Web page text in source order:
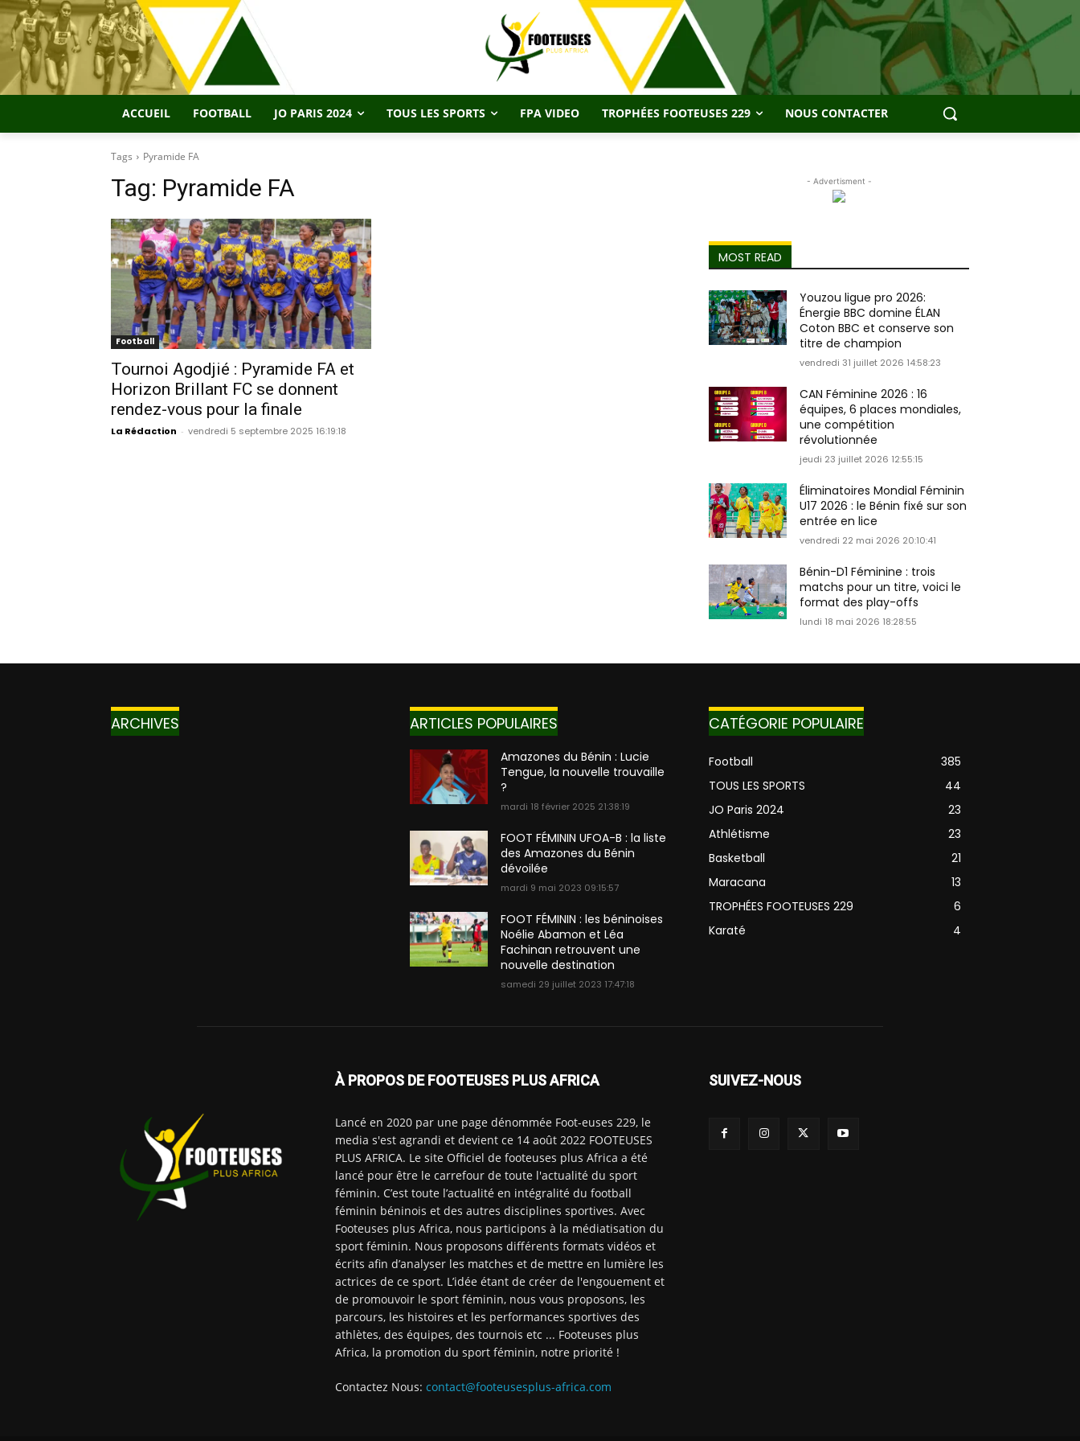
ACCUEIL FOOTBALL JO PARIS 2024 TOUS LES SPORTS FPA VIDEO TROPHÉES FOOTEUSES 229 NOUS CONTACTER
Tags Pyramide FA
Tag: Pyramide FA
Football
Tournoi Agodjié : Pyramide FA et
Horizon Brillant FC se donnent
rendez-vous pour la finale
La Rédaction - vendredi 5 septembre 2025 16:19:18
- Advertisment -
MOST READ
Youzou ligue pro 2026:
Énergie BBC domine ÉLAN
Coton BBC et conserve son
titre de champion
vendredi 31 juillet 2026 14:58:23
CAN Féminine 2026 : 16
équipes, 6 places mondiales,
une compétition
révolutionnée
jeudi 23 juillet 2026 12:55:15
Éliminatoires Mondial Féminin
U17 2026 : le Bénin fixé sur son
entrée en lice
vendredi 22 mai 2026 20:10:41
Bénin-D1 Féminine : trois
matchs pour un titre, voici le
format des play-offs
lundi 18 mai 2026 18:28:55
ARCHIVES ARTICLES POPULAIRES
Amazones du Bénin : Lucie
Tengue, la nouvelle trouvaille
?
mardi 18 février 2025 21:38:19
FOOT FÉMININ UFOA-B : la liste
des Amazones du Bénin
dévoilée
mardi 9 mai 2023 09:15:57
FOOT FÉMININ : les béninoises
Noélie Abamon et Léa
Fachinan retrouvent une
nouvelle destination
samedi 29 juillet 2023 17:47:18
CATÉGORIE POPULAIRE
Football
385
TOUS LES SPORTS
44
JO Paris 2024
23
Athlétisme
23
Basketball
21
Maracana
13
TROPHÉES FOOTEUSES 229
6
Karaté
4
À PROPOS DE FOOTEUSES PLUS AFRICA
Lancé en 2020 par une page dénommée Foot-euses 229, le
media s'est agrandi et devient ce 14 août 2022 FOOTEUSES
PLUS AFRICA. Le site Officiel de footeuses plus Africa a été
lancé pour être le carrefour de toute l'actualité du sport
féminin. C’est toute l’actualité en intégralité du football
féminin béninois et des autres disciplines sportives. Avec
Footeuses plus Africa, nous participons à la médiatisation du
sport féminin. Nous proposons différents formats vidéos et
écrits afin d’analyser les matches et de mettre en lumière les
actrices de ce sport. L’idée étant de créer de l'engouement et
de promouvoir le sport féminin, nous vous proposons, les
parcours, les histoires et les performances sportives des
athlètes, des équipes, des tournois etc ... Footeuses plus
Africa, la promotion du sport féminin, notre priorité !
Contactez Nous: contact@footeusesplus-africa.com
SUIVEZ-NOUS